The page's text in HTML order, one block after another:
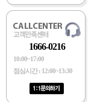
1666-0216
10:00~17:00
점심시간 : 12:00~13:30